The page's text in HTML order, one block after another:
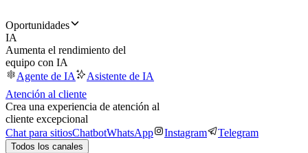
Oportunidades
IA
Aumenta el rendimiento del
equipo con IA
Agente de IA
Asistente de IA
Atención al cliente
Crea una experiencia de atención al
cliente excepcional
Chat para sitiosChatbotWhatsApp Instagram Telegram
Todos los canales